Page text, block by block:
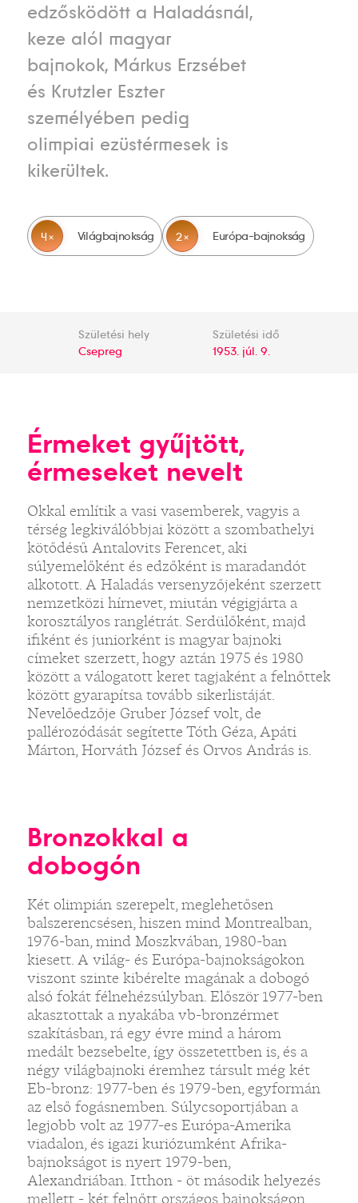
edzősködött a Haladásnál,
keze alól magyar
bajnokok, Márkus Erzsébet
és Krutzler Eszter
személyében pedig
olimpiai ezüstérmesek is
kikerültek.
4 Világbajnokság 2 Európa-bajnokság
Születési hely
Csepreg
Születési idő
1953. júl. 9.
Érmeket gyűjtött,
érmeseket nevelt
Okkal említik a vasi vasemberek, vagyis a
térség legkiválóbbjai között a szombathelyi
kötődésű Antalovits Ferencet, aki
súlyemelőként és edzőként is maradandót
alkotott. A Haladás versenyzőjeként szerzett
nemzetközi hírnevet, miután végigjárta a
korosztályos ranglétrát. Serdülőként, majd
ifiként és juniorként is magyar bajnoki
címeket szerzett, hogy aztán 1975 és 1980
között a válogatott keret tagjaként a felnőttek
között gyarapítsa tovább sikerlistáját.
Nevelőedzője Gruber József volt, de
pallérozódását segítette Tóth Géza, Apáti
Márton, Horváth József és Orvos András is.
Bronzokkal a
dobogón
Két olimpián szerepelt, meglehetősen
balszerencsésen, hiszen mind Montrealban,
1976-ban, mind Moszkvában, 1980-ban
kiesett. A világ- és Európa-bajnokságokon
viszont szinte kibérelte magának a dobogó
alsó fokát félnehézsúlyban. Először 1977-ben
akasztottak a nyakába vb-bronzérmet
szakításban, rá egy évre mind a három
medált bezsebelte, így összetettben is, és a
négy világbajnoki éremhez társult még két
Eb-bronz: 1977-ben és 1979-ben, egyformán
az első fogásnemben. Súlycsoportjában a
legjobb volt az 1977-es Európa-Amerika
viadalon, és igazi kuriózumként Afrika-
bajnokságot is nyert 1979-ben,
Alexandriában. Itthon - öt második helyezés
mellett - két felnőtt országos bajnokságon